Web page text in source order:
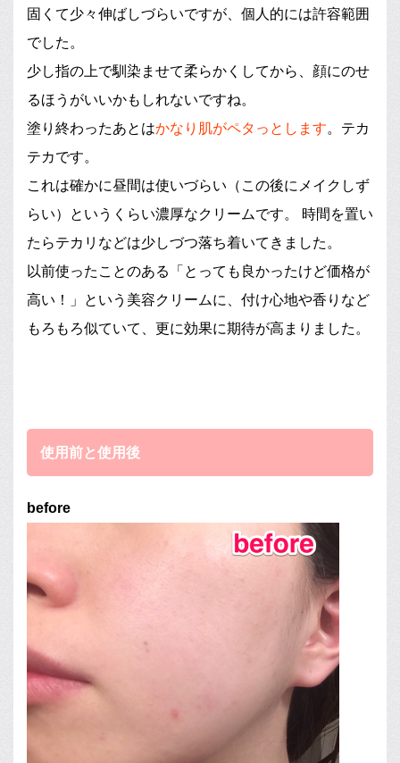
固くて少々伸ばしづらいですが、個人的には許容範囲
でした。
少し指の上で馴染ませて柔らかくしてから、顔にのせ
るほうがいいかもしれないですね。
塗り終わったあとはかなり肌がペタっとします。テカ
テカです。
これは確かに昼間は使いづらい（この後にメイクしず
らい）というくらい濃厚なクリームです。 時間を置い
たらテカリなどは少しづつ落ち着いてきました。
以前使ったことのある「とっても良かったけど価格が
高い！」という美容クリームに、付け心地や香りなど
もろもろ似ていて、更に効果に期待が高まりました。
使用前と使用後
before